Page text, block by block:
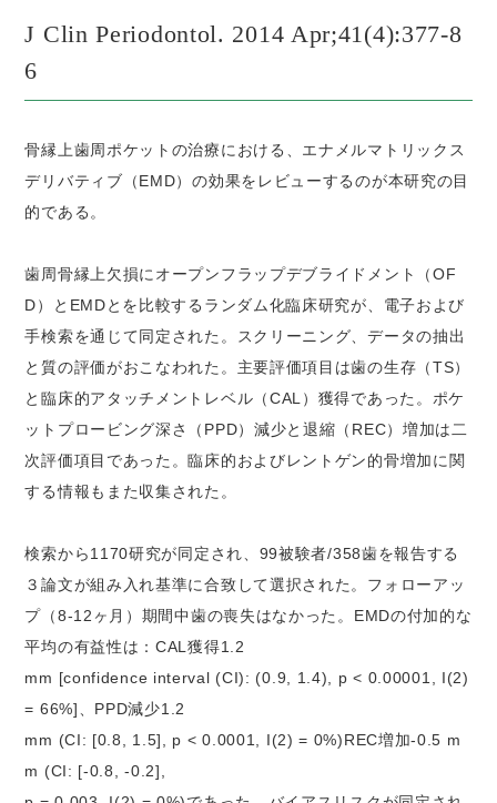
J Clin Periodontol. 2014 Apr;41(4):377-8
6
骨縁上歯周ポケットの治療における、エナメルマトリックス
デリバティブ（EMD）の効果をレビューするのが本研究の目
的である。
歯周骨縁上欠損にオープンフラップデブライドメント（OF
D）とEMDとを比較するランダム化臨床研究が、電子および
手検索を通じて同定された。スクリーニング、データの抽出
と質の評価がおこなわれた。主要評価項目は歯の生存（TS）
と臨床的アタッチメントレベル（CAL）獲得であった。ポケ
ットプロービング深さ（PPD）減少と退縮（REC）増加は二
次評価項目であった。臨床的およびレントゲン的骨増加に関
する情報もまた収集された。
検索から1170研究が同定され、99被験者/358歯を報告する
３論文が組み入れ基準に合致して選択された。フォローアッ
プ（8-12ヶ月）期間中歯の喪失はなかった。EMDの付加的な
平均の有益性は：CAL獲得1.2
mm [confidence interval (CI): (0.9, 1.4), p < 0.00001, I(2)
= 66%]、PPD減少1.2
mm (CI: [0.8, 1.5], p < 0.0001, I(2) = 0%)REC増加-0.5 m
m (CI: [-0.8, -0.2],